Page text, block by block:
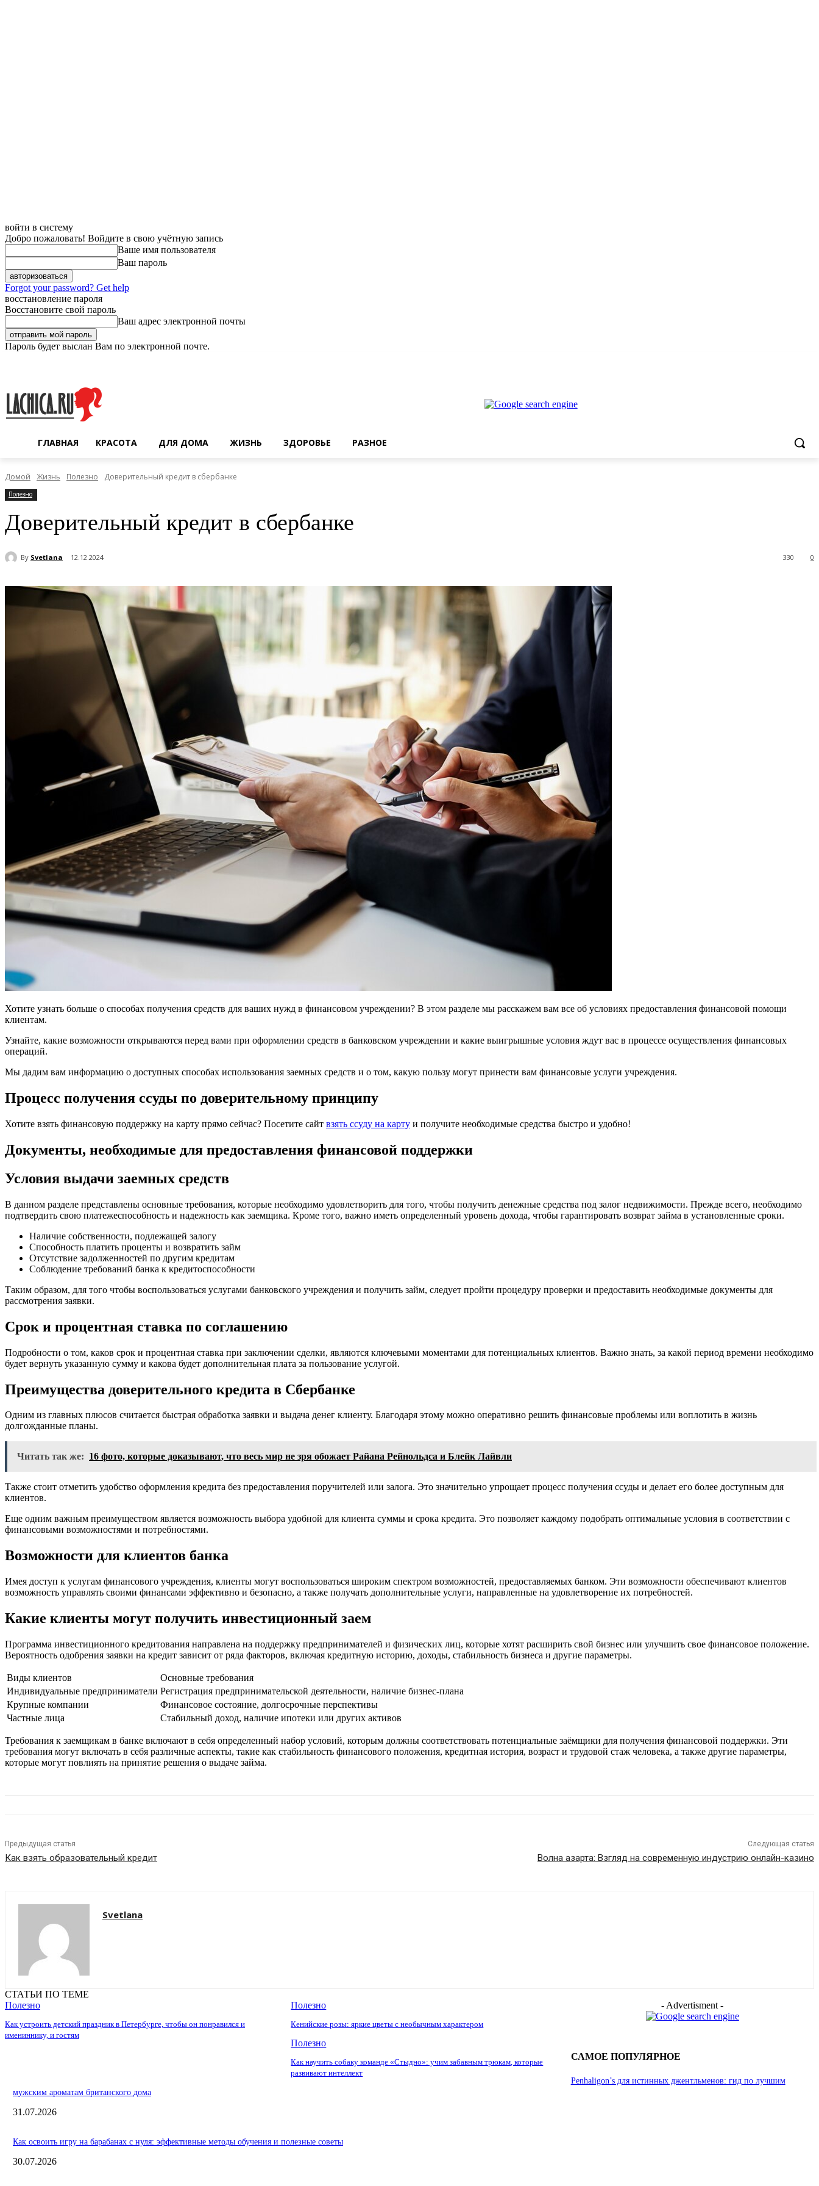
войти в систему
Добро пожаловать! Войдите в свою учётную запись
Ваше имя пользователя
Ваш пароль
Forgot your password? Get help
восстановление пароля
Восстановите свой пароль
Ваш адрес электронной почты
Пароль будет выслан Вам по электронной почте.
ГЛАВНАЯ КРАСОТА ДЛЯ ДОМА ЖИЗНЬ ЗДОРОВЬЕ РАЗНОЕ
Домой Жизнь Полезно Доверительный кредит в сбербанке
Полезно
Доверительный кредит в сбербанке
By Svetlana 12.12.2024 0
330
Хотите узнать больше о способах получения средств для ваших нужд в финансовом учреждении? В этом разделе мы расскажем вам все об условиях предоставления финансовой помощи
клиентам.
Узнайте, какие возможности открываются перед вами при оформлении средств в банковском учреждении и какие выигрышные условия ждут вас в процессе осуществления финансовых
операций.
Мы дадим вам информацию о доступных способах использования заемных средств и о том, какую пользу могут принести вам финансовые услуги учреждения.
Процесс получения ссуды по доверительному принципу
Хотите взять финансовую поддержку на карту прямо сейчас? Посетите сайт взять ссуду на карту и получите необходимые средства быстро и удобно!
Документы, необходимые для предоставления финансовой поддержки
Условия выдачи заемных средств
В данном разделе представлены основные требования, которые необходимо удовлетворить для того, чтобы получить денежные средства под залог недвижимости. Прежде всего, необходимо
подтвердить свою платежеспособность и надежность как заемщика. Кроме того, важно иметь определенный уровень дохода, чтобы гарантировать возврат займа в установленные сроки.
Наличие собственности, подлежащей залогу
Способность платить проценты и возвратить займ
Отсутствие задолженностей по другим кредитам
Соблюдение требований банка к кредитоспособности
Таким образом, для того чтобы воспользоваться услугами банковского учреждения и получить займ, следует пройти процедуру проверки и предоставить необходимые документы для
рассмотрения заявки.
Срок и процентная ставка по соглашению
Подробности о том, каков срок и процентная ставка при заключении сделки, являются ключевыми моментами для потенциальных клиентов. Важно знать, за какой период времени необходимо
будет вернуть указанную сумму и какова будет дополнительная плата за пользование услугой.
Преимущества доверительного кредита в Сбербанке
Одним из главных плюсов считается быстрая обработка заявки и выдача денег клиенту. Благодаря этому можно оперативно решить финансовые проблемы или воплотить в жизнь
долгожданные планы.
Читать так же: 16 фото, которые доказывают, что весь мир не зря обожает Райана Рейнольдса и Блейк Лайвли
Также стоит отметить удобство оформления кредита без предоставления поручителей или залога. Это значительно упрощает процесс получения ссуды и делает его более доступным для
клиентов.
Еще одним важным преимуществом является возможность выбора удобной для клиента суммы и срока кредита. Это позволяет каждому подобрать оптимальные условия в соответствии с
финансовыми возможностями и потребностями.
Возможности для клиентов банка
Имея доступ к услугам финансового учреждения, клиенты могут воспользоваться широким спектром возможностей, предоставляемых банком. Эти возможности обеспечивают клиентов
возможность управлять своими финансами эффективно и безопасно, а также получать дополнительные услуги, направленные на удовлетворение их потребностей.
Какие клиенты могут получить инвестиционный заем
Программа инвестиционного кредитования направлена на поддержку предпринимателей и физических лиц, которые хотят расширить свой бизнес или улучшить свое финансовое положение.
Вероятность одобрения заявки на кредит зависит от ряда факторов, включая кредитную историю, доходы, стабильность бизнеса и другие параметры.
Виды клиентов
Основные требования
Индивидуальные предприниматели Регистрация предпринимательской деятельности, наличие бизнес-плана
Крупные компании
Финансовое состояние, долгосрочные перспективы
Частные лица
Стабильный доход, наличие ипотеки или других активов
Требования к заемщикам в банке включают в себя определенный набор условий, которым должны соответствовать потенциальные заёмщики для получения финансовой поддержки. Эти
требования могут включать в себя различные аспекты, такие как стабильность финансового положения, кредитная история, возраст и трудовой стаж человека, а также другие параметры,
которые могут повлиять на принятие решения о выдаче займа.
Предыдущая статья
Как взять образовательный кредит
Следующая статья
Волна азарта: Взгляд на современную индустрию онлайн-казино
Svetlana
СТАТЬИ ПО ТЕМЕ
Полезно
Как устроить детский праздник в Петербурге, чтобы он понравился и
имениннику, и гостям
Полезно
Кенийские розы: яркие цветы с необычным характером
Полезно
Как научить собаку команде «Стыдно»: учим забавным трюкам, которые
развивают интеллект
- Advertisment -
САМОЕ ПОПУЛЯРНОЕ
Penhaligon’s для истинных джентльменов: гид по лучшим
мужским ароматам британского дома
31.07.2026
Как освоить игру на барабанах с нуля: эффективные методы обучения и полезные советы
30.07.2026